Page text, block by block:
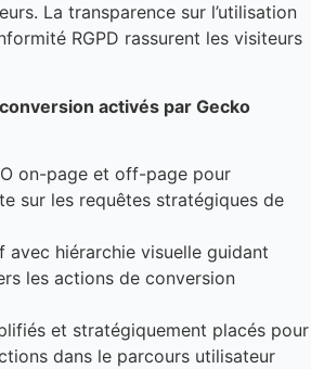
La transparence sur l’utilisation
RGPD rassurent les visiteurs
activés par Gecko
on-page et off-page pour
sur les requêtes stratégiques de
avec hiérarchie visuelle guidant
les actions de conversion
et stratégiquement placés pour
dans le parcours utilisateur